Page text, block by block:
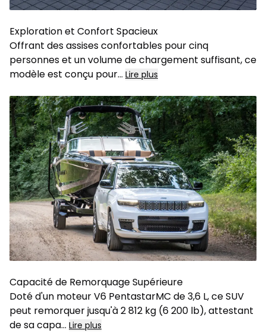
Exploration et Confort Spacieux
Offrant des assises confortables pour cinq
personnes et un volume de chargement suffisant, ce
modèle est conçu pour... Lire plus
Capacité de Remorquage Supérieure
Doté d'un moteur V6 PentastarMC de 3,6 L, ce SUV
peut remorquer jusqu'à 2 812 kg (6 200 lb), attestant
de sa capa... Lire plus